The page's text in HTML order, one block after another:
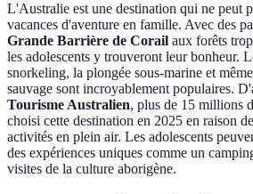
L'Australie est une destination qui ne peut
vacances d'aventure en famille. Avec des
Grande Barrière de Corail aux forêts
les adolescents y trouveront leur bonheur.
snorkeling, la plongée sous-marine et
sauvage sont incroyablement populaires.
Tourisme Australien, plus de 15 millions
choisi cette destination en 2025 en raison
activités en plein air. Les adolescents
des expériences uniques comme un
visites de la culture aborigène.